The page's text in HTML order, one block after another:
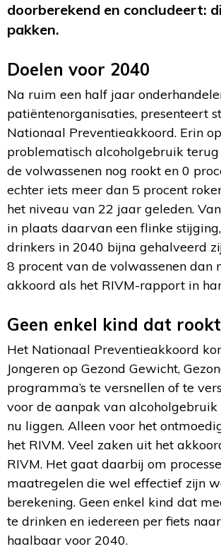
doorberekend en concludeert:
pakken.
Doelen voor 2040
Na ruim een half jaar
patiëntenorganisaties, presenteert
Nationaal Preventieakkoord. Erin
problematisch alcoholgebruik
de volwassenen nog rookt en 0
echter iets meer dan 5 procent
het niveau van 22 jaar geleden.
in plaats daarvan een flinke
drinkers in 2040 bijna gehalveerd
8 procent van de volwassenen
akkoord als het RIVM-rapport in
Geen enkel kind dat rookt
Het Nationaal Preventieakkoord
Jongeren op Gezond Gewicht,
programma’s te versnellen of te
voor de aanpak van
nu liggen. Alleen voor het
het RIVM. Veel zaken uit het
RIVM. Het gaat daarbij om
maatregelen die wel effectief zijn
berekening. Geen enkel kind dat
te drinken en iedereen per fiets
haalbaar voor 2040.